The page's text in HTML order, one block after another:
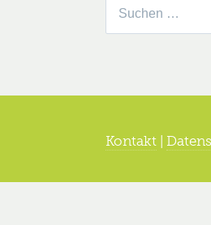
Suche
nach:
Kontakt|